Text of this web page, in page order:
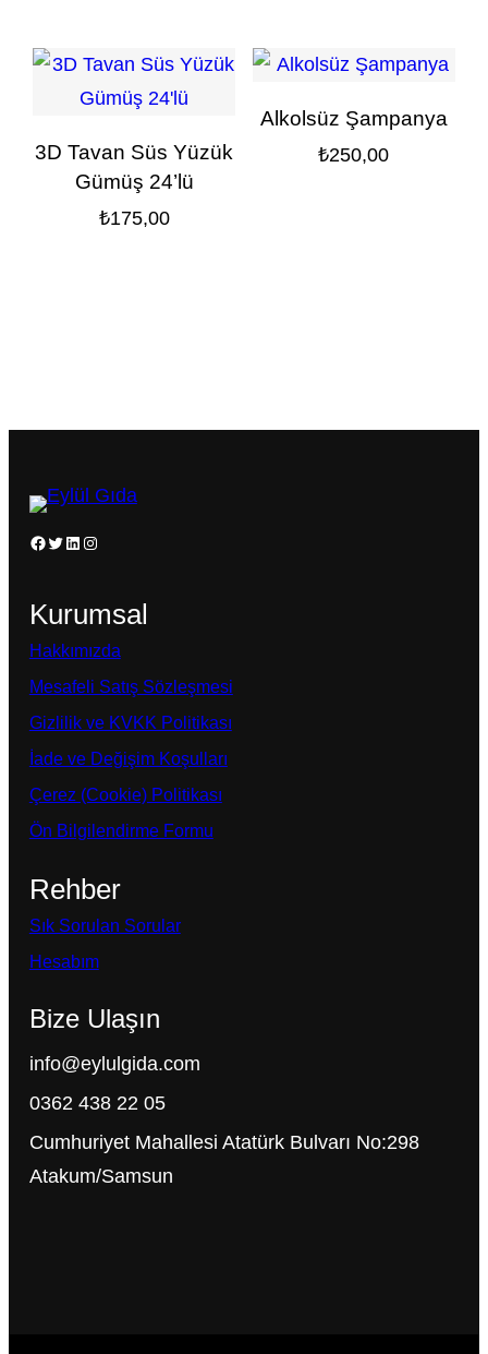
3D Tavan Süs Yüzük
Gümüş 24’lü
₺175,00
Alkolsüz Şampanya
₺250,00
Facebook Twitter LinkedIn Instagram
Kurumsal
Hakkımızda
Mesafeli Satış Sözleşmesi
Gizlilik ve KVKK Politikası
İade ve Değişim Koşulları
Çerez (Cookie) Politikası
Ön Bilgilendirme Formu
Rehber
Sık Sorulan Sorular
Hesabım
Bize Ulaşın
info@eylulgida.com
0362 438 22 05
Cumhuriyet Mahallesi Atatürk Bulvarı No:298
Atakum/Samsun